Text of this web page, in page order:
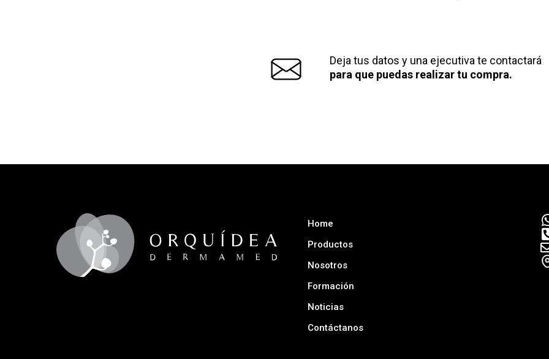
Deja tus datos y una ejecutiva te contactará
para que puedas realizar tu compra.
Home
Productos
Nosotros
Formación
Noticias
Contáctanos